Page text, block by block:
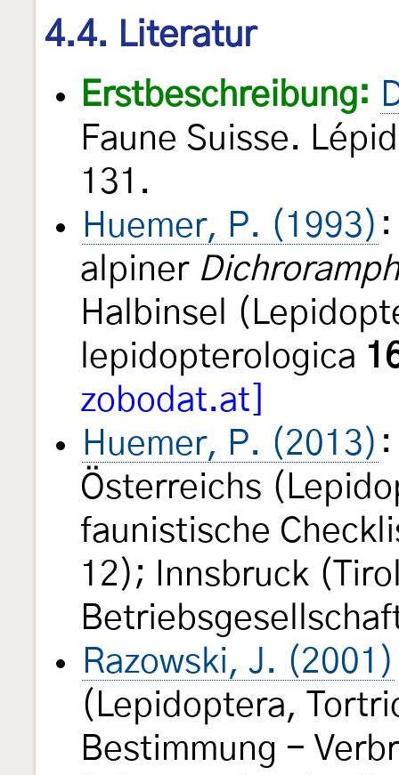
4.4. Literatur
Erstbeschreibung:
Faune Suisse.
131.
Huemer, P. (1993)
alpiner
Halbinsel
lepidopterologica
zobodat.at]
Huemer, P. (2013)
Österreichs
faunistische
12); Innsbruck
Razowski, J. (2001)
(Lepidoptera,
Bestimmung -